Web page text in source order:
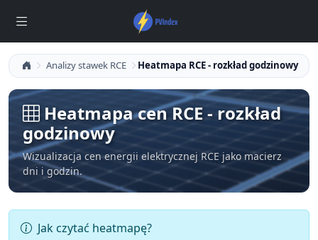
Analizy stawek RCE Heatmapa RCE - rozkład godzinowy
Heatmapa cen RCE - rozkład
godzinowy
Wizualizacja cen energii elektrycznej RCE jako macierz
dni i godzin.
Jak czytać heatmapę?